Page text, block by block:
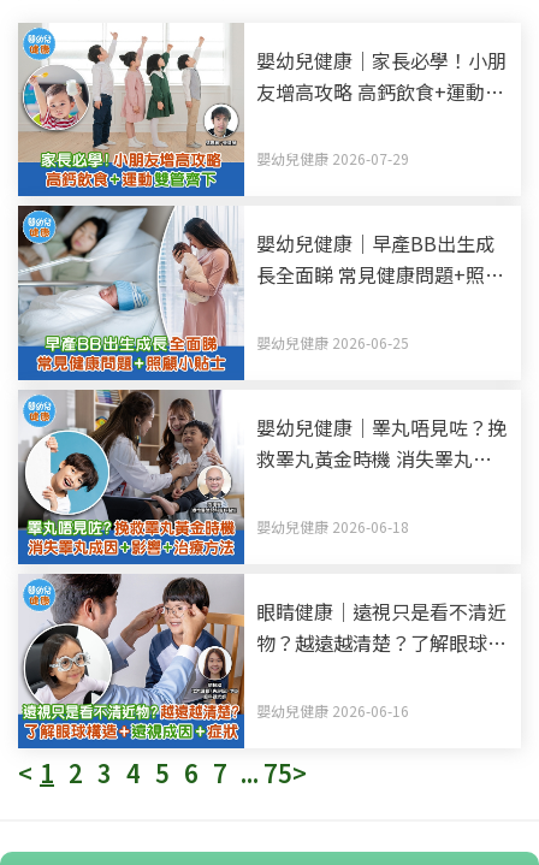
嬰幼兒健康｜家長必學！小朋
友增高攻略 高鈣飲食+運動雙
嬰幼兒健康 2026-07-29
嬰幼兒健康｜早產BB出生成
長全面睇 常見健康問題+照顧
嬰幼兒健康 2026-06-25
嬰幼兒健康｜睪丸唔見咗？挽
救睪丸黃金時機 消失睪丸—
嬰幼兒健康 2026-06-18
眼睛健康｜遠視只是看不清近
物？越遠越清楚？了解眼球構
嬰幼兒健康 2026-06-16
< 1 2 3 4 5 6 7 ... 75>